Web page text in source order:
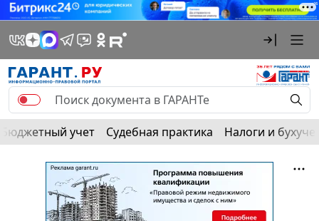
Бюджетный учет Судебная практика Налоги и